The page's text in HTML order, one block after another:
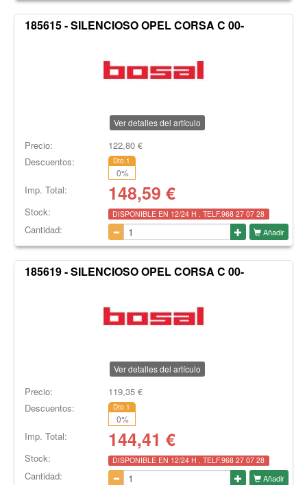
185615 - SILENCIOSO OPEL CORSA C 00-
Ver detalles del artículo
Precio: 122,80€
Descuentos:
Dto.1
0%
Imp. Total: 148,59 €
Stock: DISPONIBLE EN 12/24 H . TELF.968 27 07 28
Cantidad: Añadir
185619 - SILENCIOSO OPEL CORSA C 00-
Ver detalles del artículo
Precio: 119,35€
Descuentos:
Dto.1
0%
Imp. Total: 144,41 €
Stock: DISPONIBLE EN 12/24 H . TELF.968 27 07 28
Cantidad: Añadir